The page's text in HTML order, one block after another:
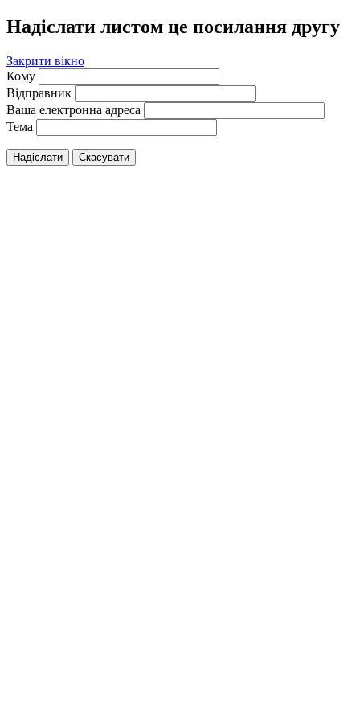
Надіслати листом це посилання другу
Закрити вікно
Кому
Відправник
Ваша електронна адреса
Тема
Надіслати Скасувати